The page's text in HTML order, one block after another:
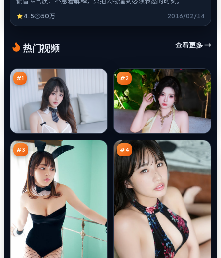
4.5 50万 2016/02/14
热门视频 查看更多 →
#1
面
潜
伏
97
万
#2
账
本
万
#3
声
壁
万
#4
迷
动
94
万